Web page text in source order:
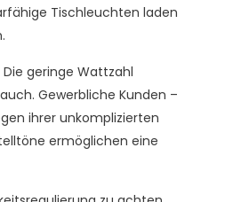
Tischleuchten laden
geringe Wattzahl
Gewerbliche Kunden –
ihrer unkomplizierten
ermöglichen eine